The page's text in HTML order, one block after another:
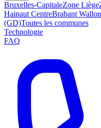
Bruxelles-CapitaleZone Liège
Hainaut CentreBrabant Wallon
(GD)Toutes les communes
Technologie
FAQ